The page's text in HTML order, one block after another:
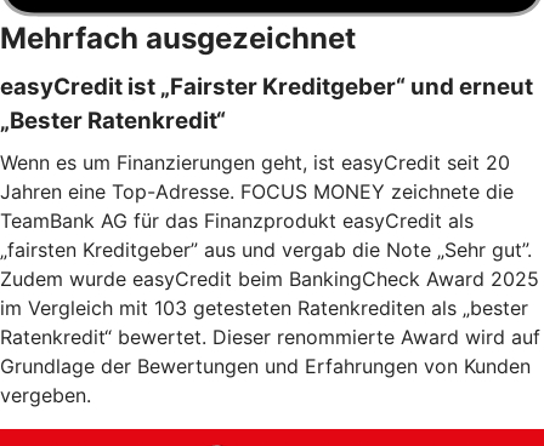
Mehrfach ausgezeichnet
easyCredit ist „Fairster Kreditgeber“ und erneut
„Bester Ratenkredit“
Wenn es um Finanzierungen geht, ist easyCredit seit 20
Jahren eine Top-Adresse. FOCUS MONEY zeichnete die
TeamBank AG für das Finanzprodukt easyCredit als
„fairsten Kreditgeber” aus und vergab die Note „Sehr gut”.
Zudem wurde easyCredit beim BankingCheck Award 2025
im Vergleich mit 103 getesteten Ratenkrediten als „bester
Ratenkredit“ bewertet. Dieser renommierte Award wird auf
Grundlage der Bewertungen und Erfahrungen von Kunden
vergeben.